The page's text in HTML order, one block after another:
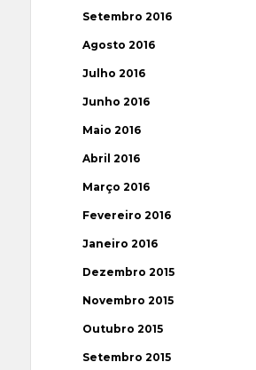
Setembro 2016
Agosto 2016
Julho 2016
Junho 2016
Maio 2016
Abril 2016
Março 2016
Fevereiro 2016
Janeiro 2016
Dezembro 2015
Novembro 2015
Outubro 2015
Setembro 2015